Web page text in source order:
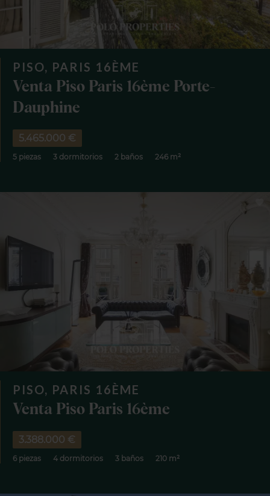
PISO, PARIS 16ÈME
Venta Piso Paris 16ème Porte-
Dauphine
5.465.000 €
5 piezas 3 dormitorios 2 baños 246 m²
PISO, PARIS 16ÈME
Venta Piso Paris 16ème
3.388.000 €
6 piezas 4 dormitorios 3 baños 210 m²